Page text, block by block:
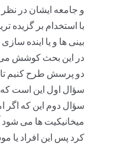
با استخدام بر
بینی ها و یا اینده
در این بحث کوشش می
دو پرسش طرح کنیم تا
سؤال اول این است که
سؤال دوم این که اگر
میخانیکیت ها می شود
کرد پس این افراد یا